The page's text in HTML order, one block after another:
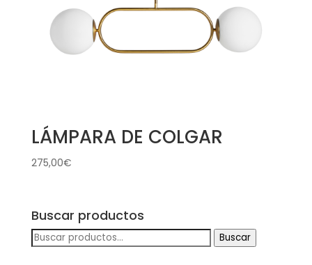
LÁMPARA DE COLGAR
275,00€
Buscar productos
Buscar
por:
Buscar